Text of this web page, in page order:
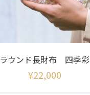
ラウンド長財布 四季彩
¥22,000